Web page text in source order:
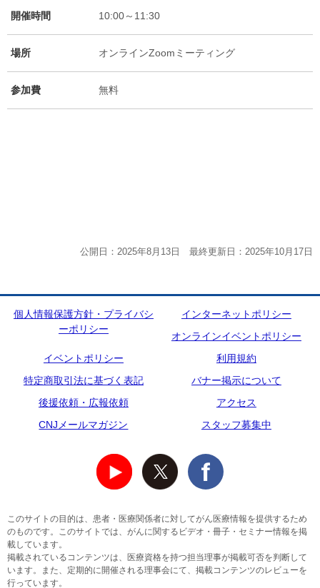
開催時間 10:00～11:30
場所 オンラインZoomミーティング
参加費 無料
公開日：2025年8月13日 最終更新日：2025年10月17日
個人情報保護方針・プライバシ
ーポリシー
インターネットポリシー
オンラインイベントポリシー
イベントポリシー
利用規約
特定商取引法に基づく表記
バナー掲示について
後援依頼・広報依頼
アクセス
CNJメールマガジン
スタッフ募集中
このサイトの目的は、患者・医療関係者に対してがん医療情報を提供するため
のものです。このサイトでは、がんに関するビデオ・冊子・セミナー情報を掲
載しています。
掲載されているコンテンツは、医療資格を持つ担当理事が掲載可否を判断して
います。また、定期的に開催される理事会にて、掲載コンテンツのレビューを
行っています。